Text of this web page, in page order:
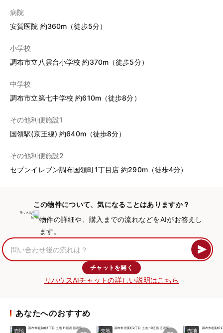
病院
安賀医院 約360m（徒歩5分）
小学校
調布市立八雲台小学校 約370m（徒歩5分）
中学校
調布市立第七中学校 約610m（徒歩8分）
その他利便施設1
国領駅(京王線) 約640m（徒歩8分）
その他利便施設2
セブンイレブン調布国領町1丁目店 約290m（徒歩4分）
この物件について、気になることはありますか？
物件の詳細や、購入までの流れなどをAIがお答えし
ます。
チャットを開く
リハウスAIチャットの詳しい説明はこちら
あなたへのおすすめ
売地 売地 売地